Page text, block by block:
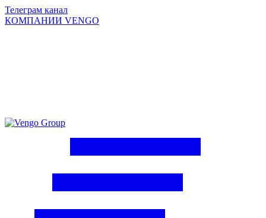
Телеграм канал
КОМПАНИИ VENGO
Group